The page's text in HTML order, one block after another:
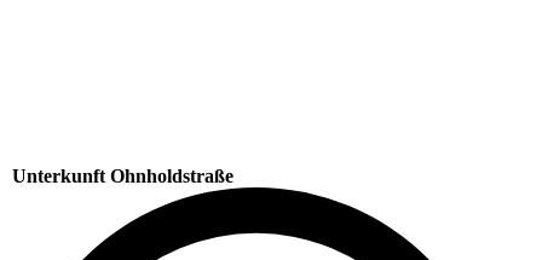
Unterkunft Ohnholdstraße